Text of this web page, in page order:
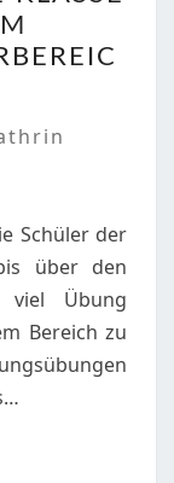
Schüler der
über den
viel Übung
Bereich zu